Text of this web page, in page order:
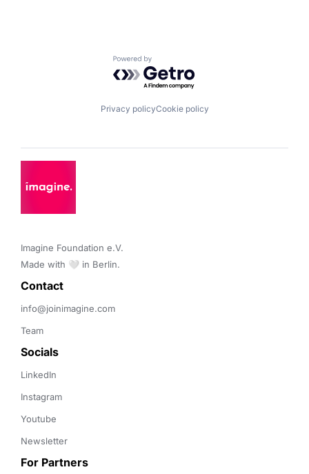
Powered by Getro.com
Privacy policyCookie policy
Imagine Foundation e.V.
Made with 🤍 in Berlin.
Contact
info@joinimagine.com
Team
Socials
LinkedIn
Instagram
Youtube
Newsletter
For Partners